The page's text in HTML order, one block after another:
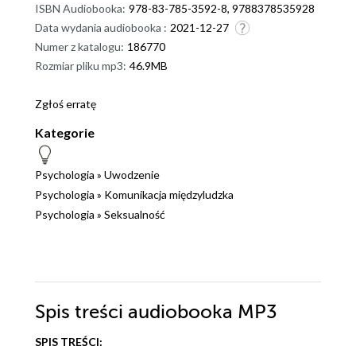
ISBN Audiobooka: 978-83-785-3592-8, 9788378535928
Data wydania audiobooka : 2021-12-27
Numer z katalogu: 186770
Rozmiar pliku mp3: 46.9MB
Zgłoś erratę
Kategorie
Psychologia » Uwodzenie
Psychologia » Komunikacja międzyludzka
Psychologia » Seksualność
Spis treści audiobooka MP3
SPIS TREŚCI: